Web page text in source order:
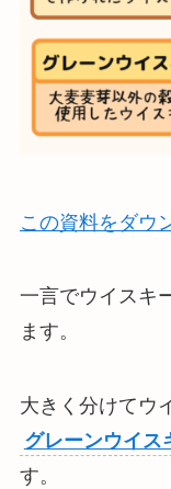
この資料をダウ
一言でウイスキ
ます。
大きく分けてウ
グレーンウイス
す。